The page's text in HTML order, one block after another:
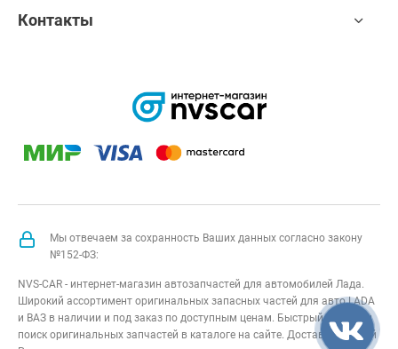
Контакты
Мы отвечаем за сохранность Ваших данных согласно закону
№152-ФЗ:
NVS-CAR - интернет-магазин автозапчастей для автомобилей Лада.
Широкий ассортимент оригинальных запасных частей для авто LADA
и ВАЗ в наличии и под заказ по доступным ценам. Быстрый подбор и
поиск оригинальных запчастей в каталоге на сайте. Доставка по всей